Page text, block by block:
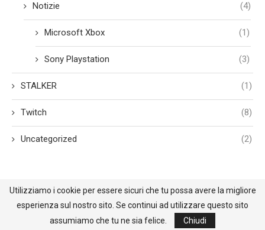
Notizie (4)
Microsoft Xbox (1)
Sony Playstation (3)
STALKER (1)
Twitch (8)
Uncategorized (2)
@2021 - All Right Reserved. Designed and Developed by BehindReality.it
Utilizziamo i cookie per essere sicuri che tu possa avere la migliore
esperienza sul nostro sito. Se continui ad utilizzare questo sito
assumiamo che tu ne sia felice.
Chiudi